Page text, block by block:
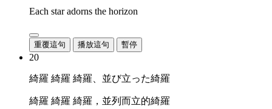
Each star adorns the horizon
重覆這句 播放這句 暫停
20
綺羅 綺羅 綺羅、並び立った綺羅
綺羅 綺羅 綺羅，並列而立的綺羅